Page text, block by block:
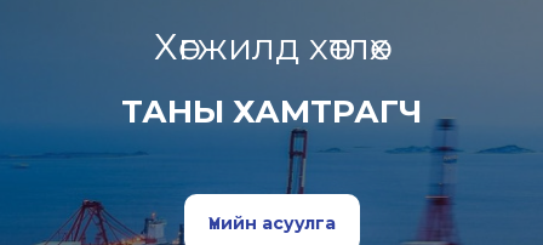
Хөгжилд хөтлөх
ТАНЫ ХАМТРАГЧ
Үнийн асуулга